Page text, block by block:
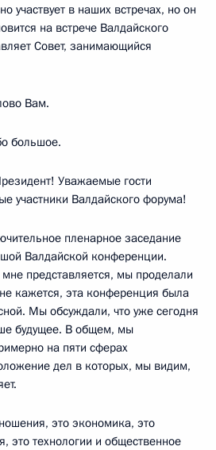
участвует в наших встречах, но он
на встрече Валдайского
Совет, занимающийся
Вам.
большое.
Уважаемые гости
участники Валдайского форума!
пленарное заседание
Валдайской конференции.
представляется, мы проделали
кажется, эта конференция была
Мы обсуждали, что уже сегодня
будущее. В общем, мы
на пяти сферах
дел в которых, мы видим,
это экономика, это
это технологии и общественное